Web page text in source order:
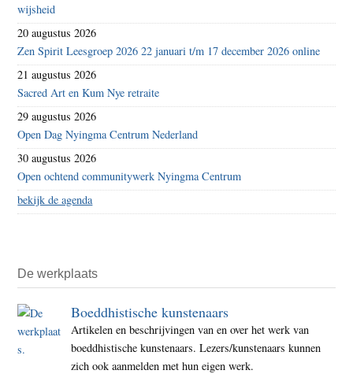
wijsheid
20 augustus 2026
Zen Spirit Leesgroep 2026 22 januari t/m 17 december 2026 online
21 augustus 2026
Sacred Art en Kum Nye retraite
29 augustus 2026
Open Dag Nyingma Centrum Nederland
30 augustus 2026
Open ochtend communitywerk Nyingma Centrum
bekijk de agenda
De werkplaats
Boeddhistische kunstenaars
Artikelen en beschrijvingen van en over het werk van
boeddhistische kunstenaars. Lezers/kunstenaars kunnen
zich ook aanmelden met hun eigen werk.